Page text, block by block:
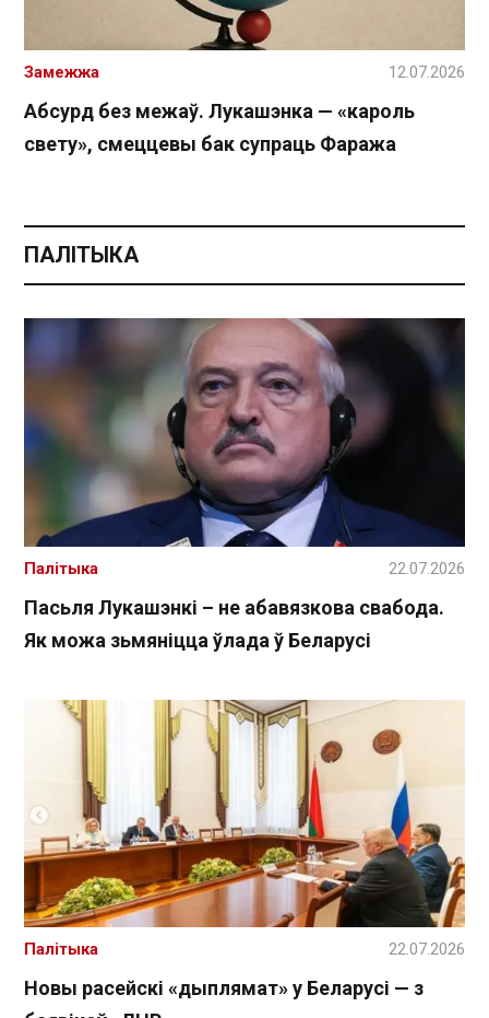
Абсурд без межаў. Лукашэнка — «кароль
свету», смеццевы бак супраць Фаража
Замежжа 12.07.2026
ПАЛІТЫКА
Пасьля Лукашэнкі – не абавязкова свабода.
Як можа зьмяніцца ўлада ў Беларусі
Палітыка 22.07.2026
Новы расейскі «дыплямат» у Беларусі — з
Палітыка 22.07.2026